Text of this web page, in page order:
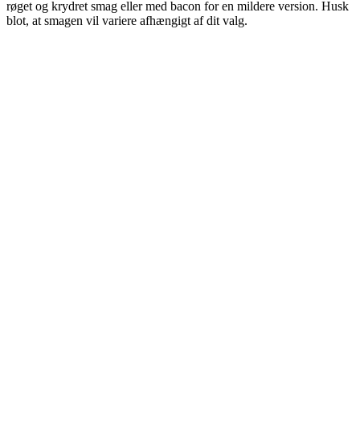
røget og krydret smag eller med bacon for en mildere version. Husk
blot, at smagen vil variere afhængigt af dit valg.